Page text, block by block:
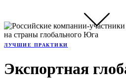
ЛУЧШИЕ ПРАКТИКИ
Экспортная